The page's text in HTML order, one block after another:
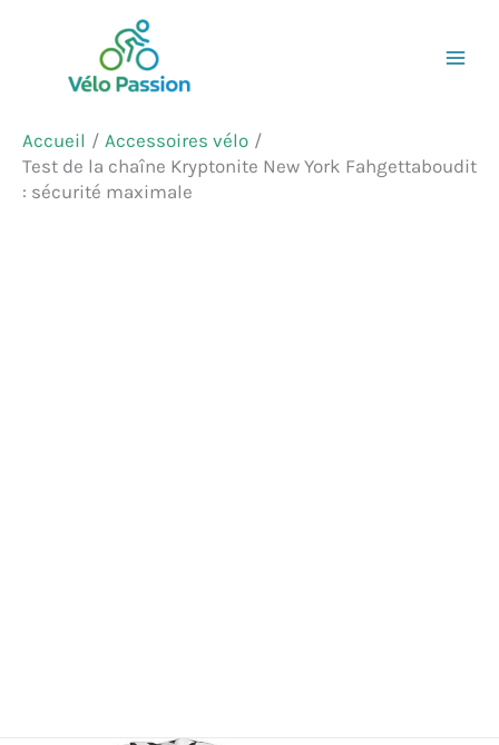
contenu
Accueil
Accessoires vélo
Test de la chaîne Kryptonite New York Fahgettaboudit
: sécurité maximale